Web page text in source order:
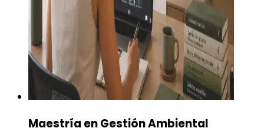
Maestría en Gestión Ambiental